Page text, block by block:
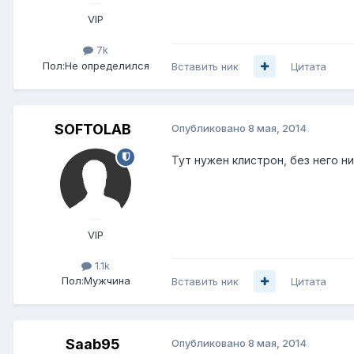
VIP
7k
Пол:Не определился Вставить ник Цитата
SOFTOLAB
VIP
1.1k
Пол:Мужчина
Опубликовано 8 мая, 2014
Тут нужен клистрон, без него
Вставить ник Цитата
Saab95 Опубликовано 8 мая, 2014